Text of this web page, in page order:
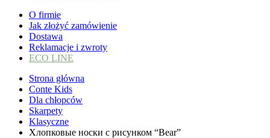
O firmie
Jak złożyć zamówienie
Dostawa
Reklamacje i zwroty
ECO LINE
Strona główna
Conte Kids
Dla chłopców
Skarpety
Klasyczne
Хлопковые носки с рисунком “Bear”